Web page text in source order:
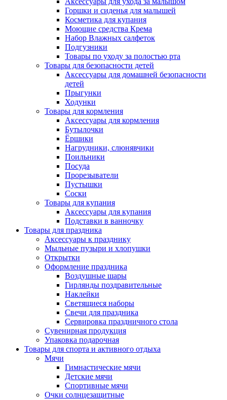
Горшки и сиденья для малышей
Косметика для купания
Моющие средства Крема
Набор Влажных салфеток
Подгузники
Товары по уходу за полостью рта
Товары для безопасности детей
Аксессуары для домашней безопасности
детей
Прыгунки
Ходунки
Товары для кормления
Аксессуары для кормления
Бутылочки
Ёршики
Нагрудники, слюнявчики
Поильники
Посуда
Прорезыватели
Пустышки
Соски
Товары для купания
Аксессуары для купания
Подставки в ванночку
Товары для праздника
Аксессуары к празднику
Мыльные пузыри и хлопушки
Открытки
Оформление праздника
Воздушные шары
Гирлянды поздравительные
Наклейки
Светящиеся наборы
Свечи для праздника
Сервировка праздничного стола
Сувенирная продукция
Упаковка подарочная
Товары для спорта и активного отдыха
Мячи
Гимнастические мячи
Детские мячи
Спортивные мячи
Очки солнцезащитные